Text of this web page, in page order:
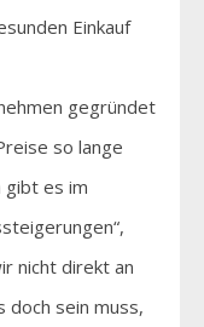
Einkauf
gegründet
so lange
gibt es im
nicht direkt an
doch sein muss,